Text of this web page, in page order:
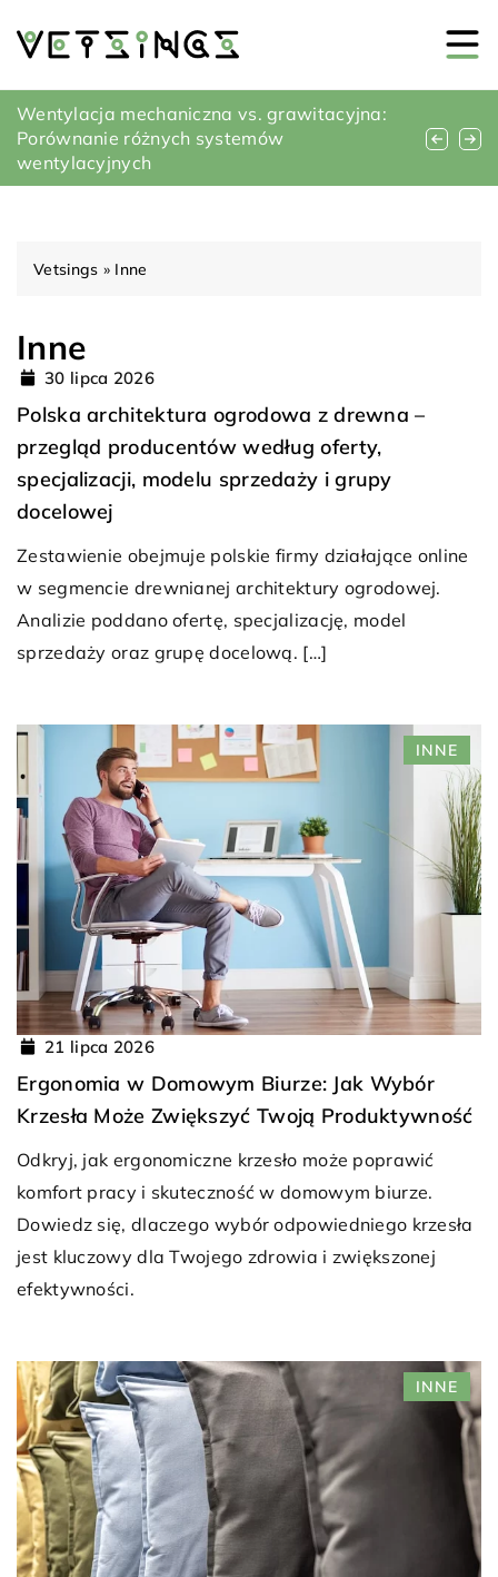
Jak wybrać idealne elementy wentylacyjne
dla twojego domowego kominka
Wentylacja mechaniczna vs. grawitacyjna:
Porównanie różnych systemów
wentylacyjnych
Oświetlenie szynowe: Innowacyjne
rozwiązanie dla efektywności i estetyki
Vetsings » Inne
Inne
30 lipca 2026
Polska architektura ogrodowa z drewna –
przegląd producentów według oferty,
specjalizacji, modelu sprzedaży i grupy
docelowej
Zestawienie obejmuje polskie firmy działające online
w segmencie drewnianej architektury ogrodowej.
Analizie poddano ofertę, specjalizację, model
sprzedaży oraz grupę docelową. […]
INNE
21 lipca 2026
Ergonomia w Domowym Biurze: Jak Wybór
Krzesła Może Zwiększyć Twoją Produktywność
Odkryj, jak ergonomiczne krzesło może poprawić
komfort pracy i skuteczność w domowym biurze.
Dowiedz się, dlaczego wybór odpowiedniego krzesła
jest kluczowy dla Twojego zdrowia i zwiększonej
efektywności.
INNE